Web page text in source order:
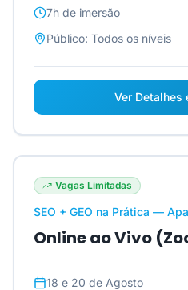
7h de imersão
Público: Todos os níveis
Ver Detalhes
Vagas Limitadas
SEO + GEO na Prática —
Online ao Vivo
18 e 20 de Agosto